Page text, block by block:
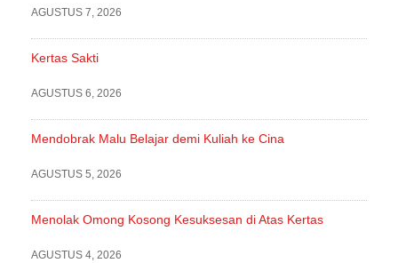
AGUSTUS 7, 2026
Kertas Sakti
AGUSTUS 6, 2026
Mendobrak Malu Belajar demi Kuliah ke Cina
AGUSTUS 5, 2026
Menolak Omong Kosong Kesuksesan di Atas Kertas
AGUSTUS 4, 2026